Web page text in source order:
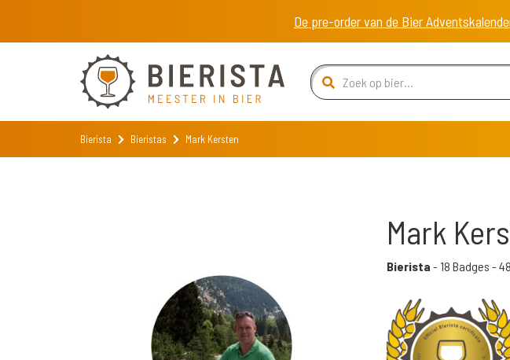
De pre-order van de Bier
Bierista Bieristas Mark Kersten
Mark
Bierista - 18 Badges -